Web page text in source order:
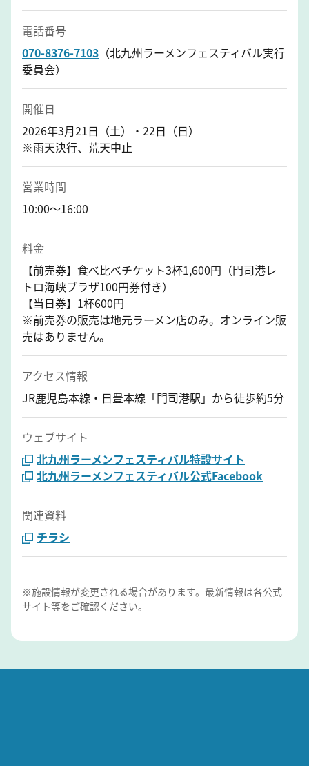
電話番号
070-8376-7103 （北九州ラーメンフェスティバル実行
委員会）
開催日
2026年3月21日（土）・22日（日）
※雨天決行、荒天中止
営業時間
10:00～16:00
料金
【前売券】食べ比べチケット3杯1,600円（門司港レ
トロ海峡プラザ100円券付き）
【当日券】1杯600円
※前売券の販売は地元ラーメン店のみ。オンライン販
売はありません。
アクセス情報
JR鹿児島本線・日豊本線「門司港駅」から徒歩約5分
ウェブサイト
北九州ラーメンフェスティバル特設サイト
北九州ラーメンフェスティバル公式Facebook
関連資料
チラシ
※施設情報が変更される場合があります。最新情報は各公式
サイト等をご確認ください。